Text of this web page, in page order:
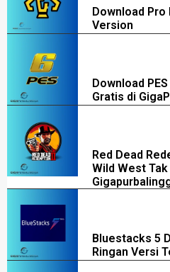
Download Pro
Version
Download
Gratis di
Red Dead
Wild West
Bluestacks 5
Ringan Versi